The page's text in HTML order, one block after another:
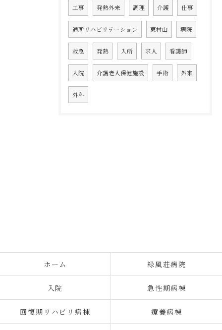
工事 発熱外来 調理 介護 仕事
通所リハビリテーション 東村山 病院
救急 発熱 入所 求人 看護師
入院 介護老人保健施設 手術 外来
外科
ホーム 緑風荘病院
入院 急性期病棟
回復期リハビリ病棟 療養病棟